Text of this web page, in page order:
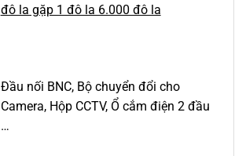
đô la gặp 1 đô la 6.000 đô la
Đầu nối BNC, Bộ chuyển đổi cho
Camera, Hộp CCTV, Ổ cắm điện 2 đầu
…